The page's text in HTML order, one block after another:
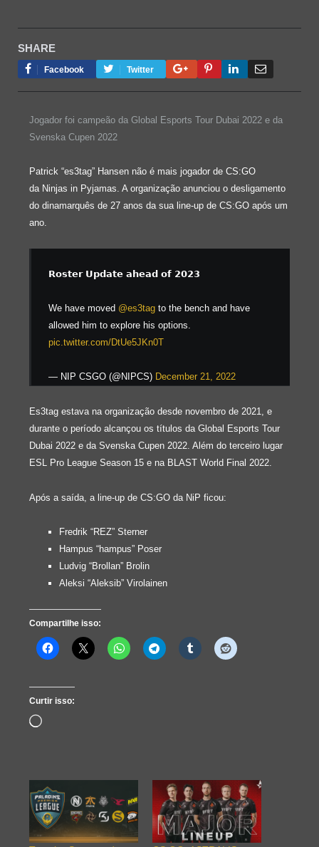
SHARE
Facebook Twitter Google+PinterestLinkedIn
Jogador foi campeão da Global Esports Tour Dubai 2022 e da
Svenska Cupen 2022
Patrick “es3tag” Hansen não é mais jogador de CS:GO
da Ninjas in Pyjamas. A organização anunciou o desligamento
do dinamarquês de 27 anos da sua line-up de CS:GO após um
ano.
𝗥𝗼𝘀𝘁𝗲𝗿 𝗨𝗽𝗱𝗮𝘁𝗲 𝗮𝗵𝗲𝗮𝗱 𝗼𝗳 𝟮𝟬𝟮𝟯
We have moved @es3tagto the bench and have
allowed him to explore his options.
pic.twitter.com/DtUe5JKn0T
— NIP CSGO (@NIPCS) December 21, 2022
Es3tag estava na organização desde novembro de 2021, e
durante o período alcançou os títulos da Global Esports Tour
Dubai 2022 e da Svenska Cupen 2022. Além do terceiro lugar
ESL Pro League Season 15 e na BLAST World Final 2022.
Após a saída, a line-up de CS:GO da NiP ficou:
Fredrik “REZ” Sterner
Hampus “hampus” Poser
Ludvig “Brollan” Brolin
Aleksi “Aleksib” Virolainen
Compartilhe isso:
Curtir isso:
Carregando...